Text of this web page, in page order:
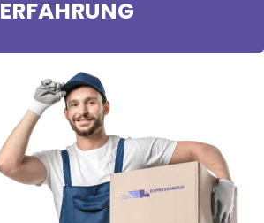
ERFAHRUNG